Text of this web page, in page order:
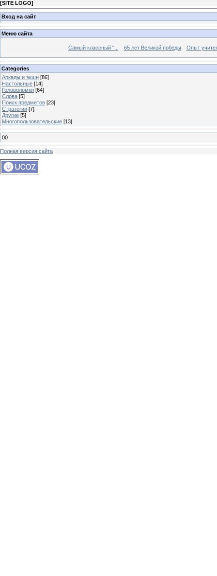
[SITE LOGO]
Вход на сайт
Меню сайта
Самый классный "... 65 лет Великой победы Опыт
Categories
Аркады и экшн [86]
Настольные [14]
Головоломки [64]
Слова [5]
Поиск предметов [23]
Стратегии [7]
Другие [5]
Многопользовательские [13]
00
Полная версия сайта